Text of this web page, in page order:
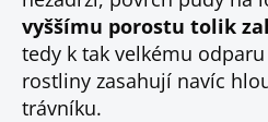
vyššímu porostu tolik
tedy k tak velkému
rostliny zasahují navíc
trávníku.